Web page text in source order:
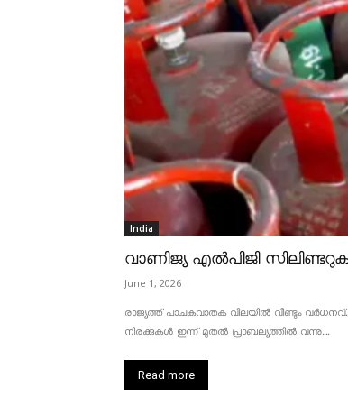
India
വാണിജ്യ എൽപിജി
June 1, 2026
രാജ്യത്ത് പാചകവാതക വിലയിൽ വീണ്ടും
നിരക്കുകൾ ഇന്ന് മുതൽ പ്രാബല്യത്തിൽ വന്നു....
Read more